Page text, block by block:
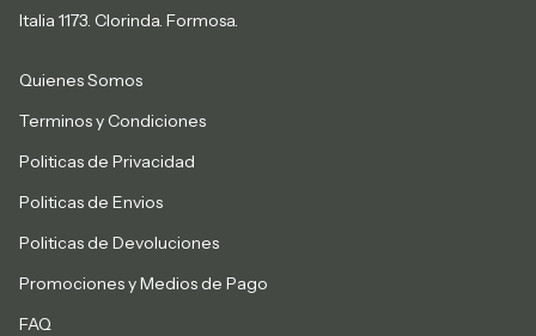
Italia 1173. Clorinda. Formosa.
Quienes Somos
Terminos y Condiciones
Politicas de Privacidad
Politicas de Envios
Politicas de Devoluciones
Promociones y Medios de Pago
FAQ